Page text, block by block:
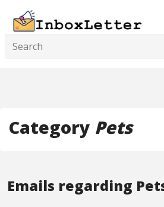
Category Pets
Emails regarding